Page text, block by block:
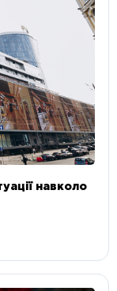
навколо